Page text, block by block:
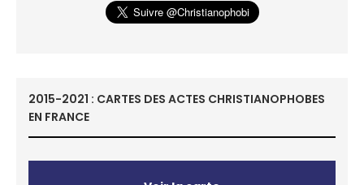
2015-2021 : CARTES DES ACTES CHRISTIANOPHOBES
EN FRANCE